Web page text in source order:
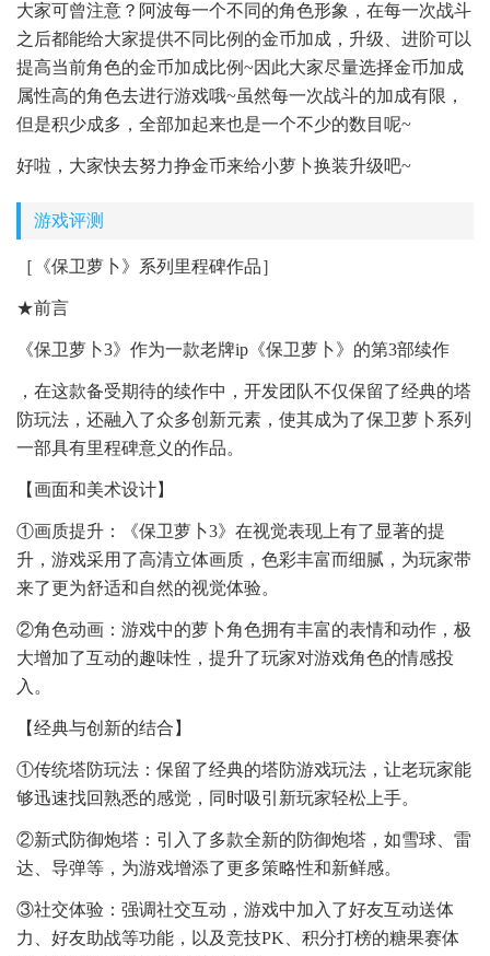
大家可曾注意？阿波每一个不同的角色形象，在每一次战斗
之后都能给大家提供不同比例的金币加成，升级、进阶可以
提高当前角色的金币加成比例~因此大家尽量选择金币加成
属性高的角色去进行游戏哦~虽然每一次战斗的加成有限，
但是积少成多，全部加起来也是一个不少的数目呢~
好啦，大家快去努力挣金币来给小萝卜换装升级吧~
游戏评测
［《保卫萝卜》系列里程碑作品］
★前言
《保卫萝卜3》作为一款老牌ip《保卫萝卜》的第3部续作
，在这款备受期待的续作中，开发团队不仅保留了经典的塔
防玩法，还融入了众多创新元素，使其成为了保卫萝卜系列
一部具有里程碑意义的作品。
【画面和美术设计】
①画质提升：《保卫萝卜3》在视觉表现上有了显著的提
升，游戏采用了高清立体画质，色彩丰富而细腻，为玩家带
来了更为舒适和自然的视觉体验。
②角色动画：游戏中的萝卜角色拥有丰富的表情和动作，极
大增加了互动的趣味性，提升了玩家对游戏角色的情感投
入。
【经典与创新的结合】
①传统塔防玩法：保留了经典的塔防游戏玩法，让老玩家能
够迅速找回熟悉的感觉，同时吸引新玩家轻松上手。
②新式防御炮塔：引入了多款全新的防御炮塔，如雪球、雷
达、导弹等，为游戏增添了更多策略性和新鲜感。
③社交体验：强调社交互动，游戏中加入了好友互动送体
力、好友助战等功能，以及竞技PK、积分打榜的糖果赛体